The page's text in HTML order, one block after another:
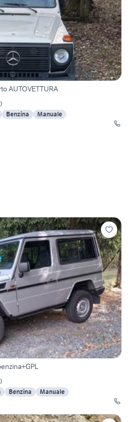
AUTOVETTURA
)
Benzina
Manuale
)
Benzina
Manuale